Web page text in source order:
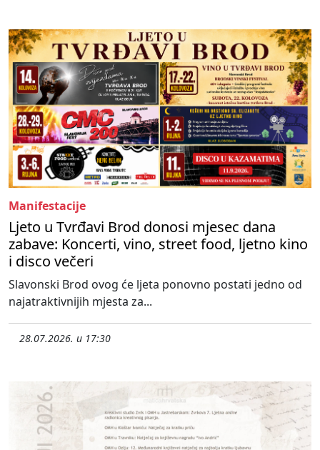
Manifestacije
Ljeto u Tvrđavi Brod donosi mjesec dana
zabave: Koncerti, vino, street food, ljetno kino
i disco večeri
Slavonski Brod ovog će ljeta ponovno postati jedno od
najatraktivnijih mjesta za...
28.07.2026. u 17:30